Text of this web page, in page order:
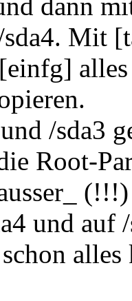
dann
Mit
/sda3
Root-
und auf